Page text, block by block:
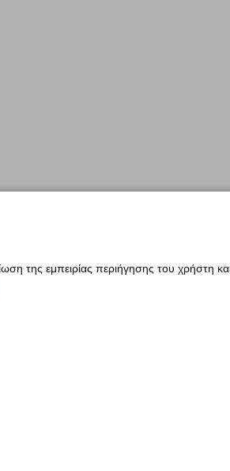
της εμπειρίας περιήγησης του χρήστη